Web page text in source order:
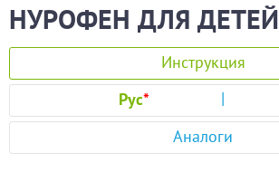
НУРОФЕН ДЛЯ ДЕТЕЙ
Инструкция
Рус*
Аналоги